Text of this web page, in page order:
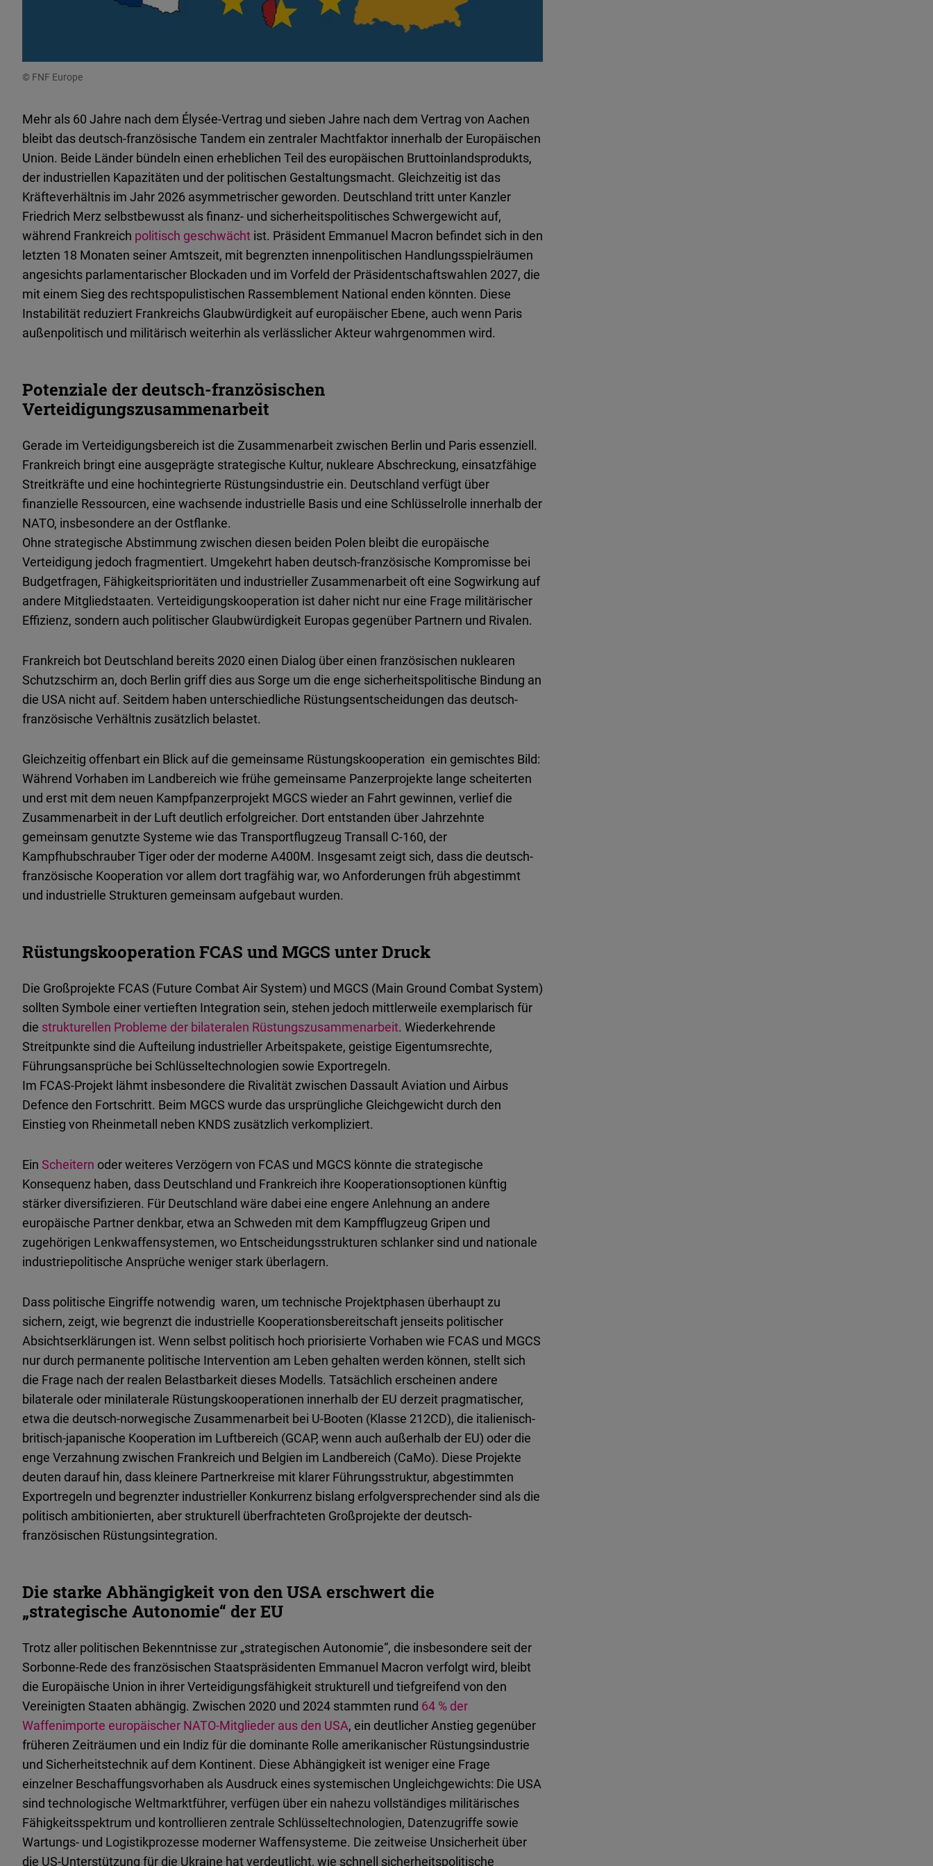
© FNF Europe
Mehr als 60 Jahre nach dem Élysée-Vertrag und sieben Jahre nach dem Vertrag von Aachen
bleibt das deutsch-französische Tandem ein zentraler Machtfaktor innerhalb der Europäischen
Union. Beide Länder bündeln einen erheblichen Teil des europäischen Bruttoinlandsprodukts,
der industriellen Kapazitäten und der politischen Gestaltungsmacht. Gleichzeitig ist das
Kräfteverhältnis im Jahr 2026 asymmetrischer geworden. Deutschland tritt unter Kanzler
Friedrich Merz selbstbewusst als finanz- und sicherheitspolitisches Schwergewicht auf,
während Frankreich politisch geschwächt ist. Präsident Emmanuel Macron befindet sich in den
letzten 18 Monaten seiner Amtszeit, mit begrenzten innenpolitischen Handlungsspielräumen
angesichts parlamentarischer Blockaden und im Vorfeld der Präsidentschaftswahlen 2027, die
mit einem Sieg des rechtspopulistischen Rassemblement National enden könnten. Diese
Instabilität reduziert Frankreichs Glaubwürdigkeit auf europäischer Ebene, auch wenn Paris
außenpolitisch und militärisch weiterhin als verlässlicher Akteur wahrgenommen wird.
Potenziale der deutsch-französischen
Verteidigungszusammenarbeit
Gerade im Verteidigungsbereich ist die Zusammenarbeit zwischen Berlin und Paris essenziell.
Frankreich bringt eine ausgeprägte strategische Kultur, nukleare Abschreckung, einsatzfähige
Streitkräfte und eine hochintegrierte Rüstungsindustrie ein. Deutschland verfügt über
finanzielle Ressourcen, eine wachsende industrielle Basis und eine Schlüsselrolle innerhalb der
NATO, insbesondere an der Ostflanke.
Ohne strategische Abstimmung zwischen diesen beiden Polen bleibt die europäische
Verteidigung jedoch fragmentiert. Umgekehrt haben deutsch-französische Kompromisse bei
Budgetfragen, Fähigkeitsprioritäten und industrieller Zusammenarbeit oft eine Sogwirkung auf
andere Mitgliedstaaten. Verteidigungskooperation ist daher nicht nur eine Frage militärischer
Effizienz, sondern auch politischer Glaubwürdigkeit Europas gegenüber Partnern und Rivalen.
Frankreich bot Deutschland bereits 2020 einen Dialog über einen französischen nuklearen
Schutzschirm an, doch Berlin griff dies aus Sorge um die enge sicherheitspolitische Bindung an
die USA nicht auf. Seitdem haben unterschiedliche Rüstungsentscheidungen das deutsch-
französische Verhältnis zusätzlich belastet.
Gleichzeitig offenbart ein Blick auf die gemeinsame Rüstungskooperation ein gemischtes Bild:
Während Vorhaben im Landbereich wie frühe gemeinsame Panzerprojekte lange scheiterten
und erst mit dem neuen Kampfpanzerprojekt MGCS wieder an Fahrt gewinnen, verlief die
Zusammenarbeit in der Luft deutlich erfolgreicher. Dort entstanden über Jahrzehnte
gemeinsam genutzte Systeme wie das Transportflugzeug Transall C-160, der
Kampfhubschrauber Tiger oder der moderne A400M. Insgesamt zeigt sich, dass die deutsch-
französische Kooperation vor allem dort tragfähig war, wo Anforderungen früh abgestimmt
und industrielle Strukturen gemeinsam aufgebaut wurden.
Rüstungskooperation FCAS und MGCS unter Druck
Die Großprojekte FCAS (Future Combat Air System) und MGCS (Main Ground Combat System)
sollten Symbole einer vertieften Integration sein, stehen jedoch mittlerweile exemplarisch für
die strukturellen Probleme der bilateralen Rüstungszusammenarbeit. Wiederkehrende
Streitpunkte sind die Aufteilung industrieller Arbeitspakete, geistige Eigentumsrechte,
Führungsansprüche bei Schlüsseltechnologien sowie Exportregeln.
Im FCAS-Projekt lähmt insbesondere die Rivalität zwischen Dassault Aviation und Airbus
Defence den Fortschritt. Beim MGCS wurde das ursprüngliche Gleichgewicht durch den
Einstieg von Rheinmetall neben KNDS zusätzlich verkompliziert.
Ein Scheitern oder weiteres Verzögern von FCAS und MGCS könnte die strategische
Konsequenz haben, dass Deutschland und Frankreich ihre Kooperationsoptionen künftig
stärker diversifizieren. Für Deutschland wäre dabei eine engere Anlehnung an andere
europäische Partner denkbar, etwa an Schweden mit dem Kampfflugzeug Gripen und
zugehörigen Lenkwaffensystemen, wo Entscheidungsstrukturen schlanker sind und nationale
industriepolitische Ansprüche weniger stark überlagern.
Dass politische Eingriffe notwendig waren, um technische Projektphasen überhaupt zu
sichern, zeigt, wie begrenzt die industrielle Kooperationsbereitschaft jenseits politischer
Absichtserklärungen ist. Wenn selbst politisch hoch priorisierte Vorhaben wie FCAS und MGCS
nur durch permanente politische Intervention am Leben gehalten werden können, stellt sich
die Frage nach der realen Belastbarkeit dieses Modells. Tatsächlich erscheinen andere
bilaterale oder minilaterale Rüstungskooperationen innerhalb der EU derzeit pragmatischer,
etwa die deutsch-norwegische Zusammenarbeit bei U-Booten (Klasse 212CD), die italienisch-
britisch-japanische Kooperation im Luftbereich (GCAP, wenn auch außerhalb der EU) oder die
enge Verzahnung zwischen Frankreich und Belgien im Landbereich (CaMo). Diese Projekte
deuten darauf hin, dass kleinere Partnerkreise mit klarer Führungsstruktur, abgestimmten
Exportregeln und begrenzter industrieller Konkurrenz bislang erfolgversprechender sind als die
politisch ambitionierten, aber strukturell überfrachteten Großprojekte der deutsch-
französischen Rüstungsintegration.
Die starke Abhängigkeit von den USA erschwert die
„strategische Autonomie“ der EU
Trotz aller politischen Bekenntnisse zur „strategischen Autonomie“, die insbesondere seit der
Sorbonne-Rede des französischen Staatspräsidenten Emmanuel Macron verfolgt wird, bleibt
die Europäische Union in ihrer Verteidigungsfähigkeit strukturell und tiefgreifend von den
Vereinigten Staaten abhängig. Zwischen 2020 und 2024 stammten rund 64 % der
Waffenimporte europäischer NATO-Mitglieder aus den USA, ein deutlicher Anstieg gegenüber
früheren Zeiträumen und ein Indiz für die dominante Rolle amerikanischer Rüstungsindustrie
und Sicherheitstechnik auf dem Kontinent. Diese Abhängigkeit ist weniger eine Frage
einzelner Beschaffungsvorhaben als Ausdruck eines systemischen Ungleichgewichts: Die USA
sind technologische Weltmarktführer, verfügen über ein nahezu vollständiges militärisches
Fähigkeitsspektrum und kontrollieren zentrale Schlüsseltechnologien, Datenzugriffe sowie
Wartungs- und Logistikprozesse moderner Waffensysteme. Die zeitweise Unsicherheit über
die US-Unterstützung für die Ukraine hat verdeutlicht, wie schnell sicherheitspolitische
Newsletter2go
Podigee
Embed
D.Vinci
Embed
Typeform
Embed